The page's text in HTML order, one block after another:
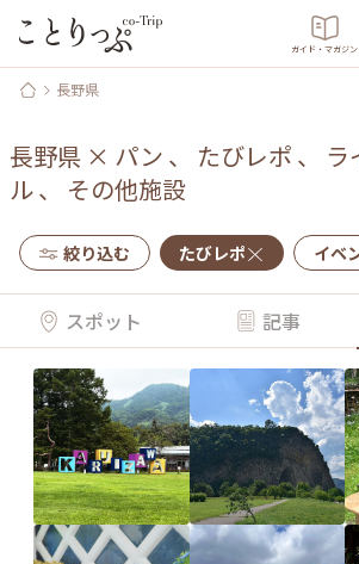
ガイド・マガジン
長野県
長野県 × パン 、 たびレポ 、 ラ
ル、 その他施設
絞り込む たびレポ イベ
スポット 記事